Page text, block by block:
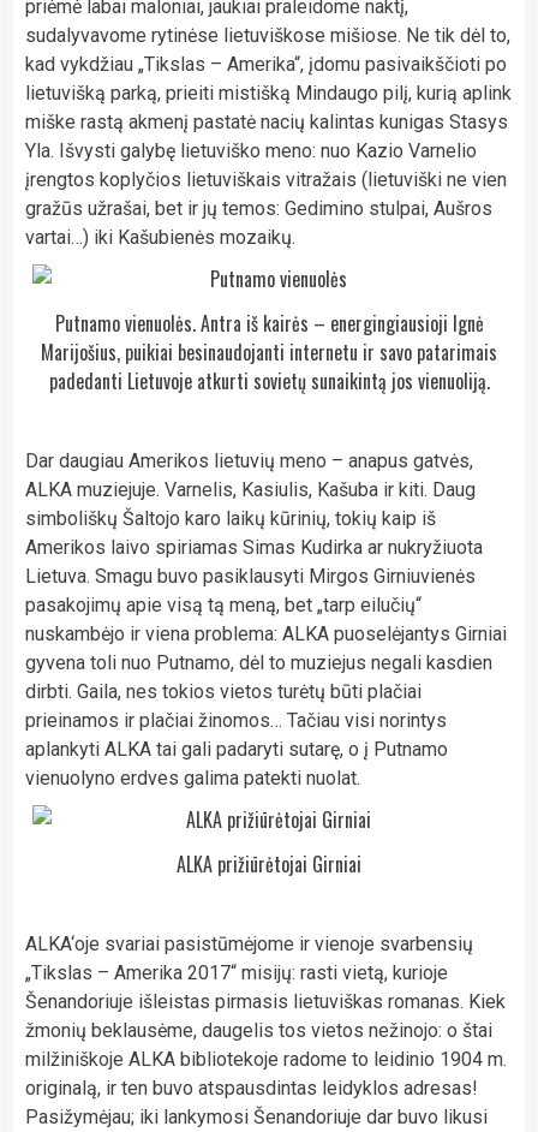
priėmė labai maloniai, jaukiai praleidome naktį,
sudalyvavome rytinėse lietuviškose mišiose. Ne tik dėl to,
kad vykdžiau „Tikslas – Amerika“, įdomu pasivaikščioti po
lietuvišką parką, prieiti mistišką Mindaugo pilį, kurią aplink
miške rastą akmenį pastatė nacių kalintas kunigas Stasys
Yla. Išvysti galybę lietuviško meno: nuo Kazio Varnelio
įrengtos koplyčios lietuviškais vitražais (lietuviški ne vien
gražūs užrašai, bet ir jų temos: Gedimino stulpai, Aušros
vartai…) iki Kašubienės mozaikų.
Putnamo vienuolės. Antra iš kairės – energingiausioji Ignė
Marijošius, puikiai besinaudojanti internetu ir savo patarimais
padedanti Lietuvoje atkurti sovietų sunaikintą jos vienuoliją.
Dar daugiau Amerikos lietuvių meno – anapus gatvės,
ALKA muziejuje. Varnelis, Kasiulis, Kašuba ir kiti. Daug
simboliškų Šaltojo karo laikų kūrinių, tokių kaip iš
Amerikos laivo spiriamas Simas Kudirka ar nukryžiuota
Lietuva. Smagu buvo pasiklausyti Mirgos Girniuvienės
pasakojimų apie visą tą meną, bet „tarp eilučių“
nuskambėjo ir viena problema: ALKA puoselėjantys Girniai
gyvena toli nuo Putnamo, dėl to muziejus negali kasdien
dirbti. Gaila, nes tokios vietos turėtų būti plačiai
prieinamos ir plačiai žinomos… Tačiau visi norintys
aplankyti ALKA tai gali padaryti sutarę, o į Putnamo
vienuolyno erdves galima patekti nuolat.
ALKA prižiūrėtojai Girniai
ALKA‘oje svariai pasistūmėjome ir vienoje svarbensių
„Tikslas – Amerika 2017“ misijų: rasti vietą, kurioje
Šenandoriuje išleistas pirmasis lietuviškas romanas. Kiek
žmonių beklausėme, daugelis tos vietos nežinojo: o štai
milžiniškoje ALKA bibliotekoje radome to leidinio 1904 m.
originalą, ir ten buvo atspausdintas leidyklos adresas!
Pasižymėjau; iki lankymosi Šenandoriuje dar buvo likusi